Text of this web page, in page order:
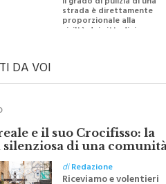
strada è direttamente
proporzionale alla
civiltà dei cittadini
DA VOI
e il suo Crocifisso: la
di una comunità
diRedazione
Riceviamo e volentieri